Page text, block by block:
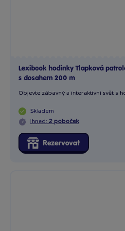
Lexibook hodinky Tlapková
s dosahem 200 m
Objevte zábavný a interaktivní svět s
Skladem
Ihned: 2 poboček
Rezervovat